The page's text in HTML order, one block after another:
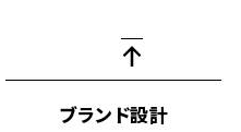
ブランド設計